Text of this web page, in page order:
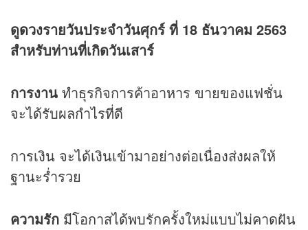
ดูดวงรายวันประจำวันศุกร์ ที่ 18 ธันวาคม 2563
สำหรับท่านที่เกิดวันเสาร์
การงาน ทำธุรกิจการค้าอาหาร ขายของแฟชั่น
จะได้รับผลกำไรที่ดี
การเงิน จะได้เงินเข้ามาอย่างต่อเนื่องส่งผลให้
ฐานะร่ำรวย
ความรัก มีโอกาสได้พบรักครั้งใหม่แบบไม่คาดฝัน